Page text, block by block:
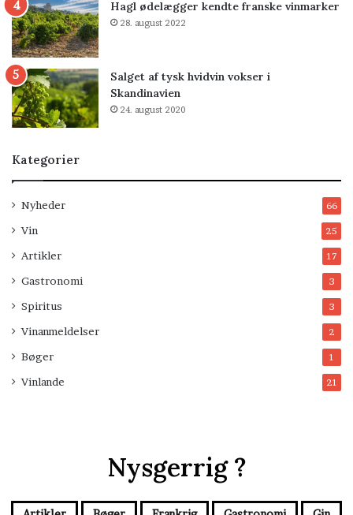
Hagl ødelægger kendte franske vinmarker
28. august 2022
Salget af tysk hvidvin vokser i
Skandinavien
24. august 2020
Kategorier
Nyheder 66
Vin 25
Artikler 17
Gastronomi 3
Spiritus 3
Vinanmeldelser 2
Bøger 1
Vinlande 21
Nysgerrig ?